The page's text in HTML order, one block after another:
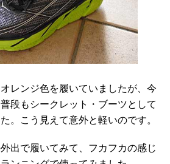
レンジ色を履いていましたが、今
段もシークレット・ブーツとして
。こう見えて意外と軽いのです。
出で履いてみて、フカフカの感じ